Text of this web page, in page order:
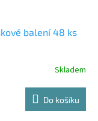
balení 48 ks
Skladem
Do košíku